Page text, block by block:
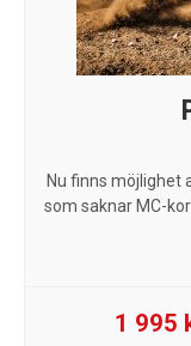
Nu finns möjlighet
som saknar MC-
1 995